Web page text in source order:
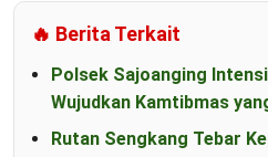
🔥 Berita Terkait
Polsek Sajoanging
Wujudkan Kamtibmas
Rutan Sengkang Tebar